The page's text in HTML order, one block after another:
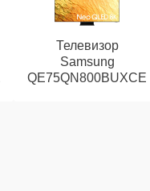
Телевизор
Samsung
QE75QN800BUXCE